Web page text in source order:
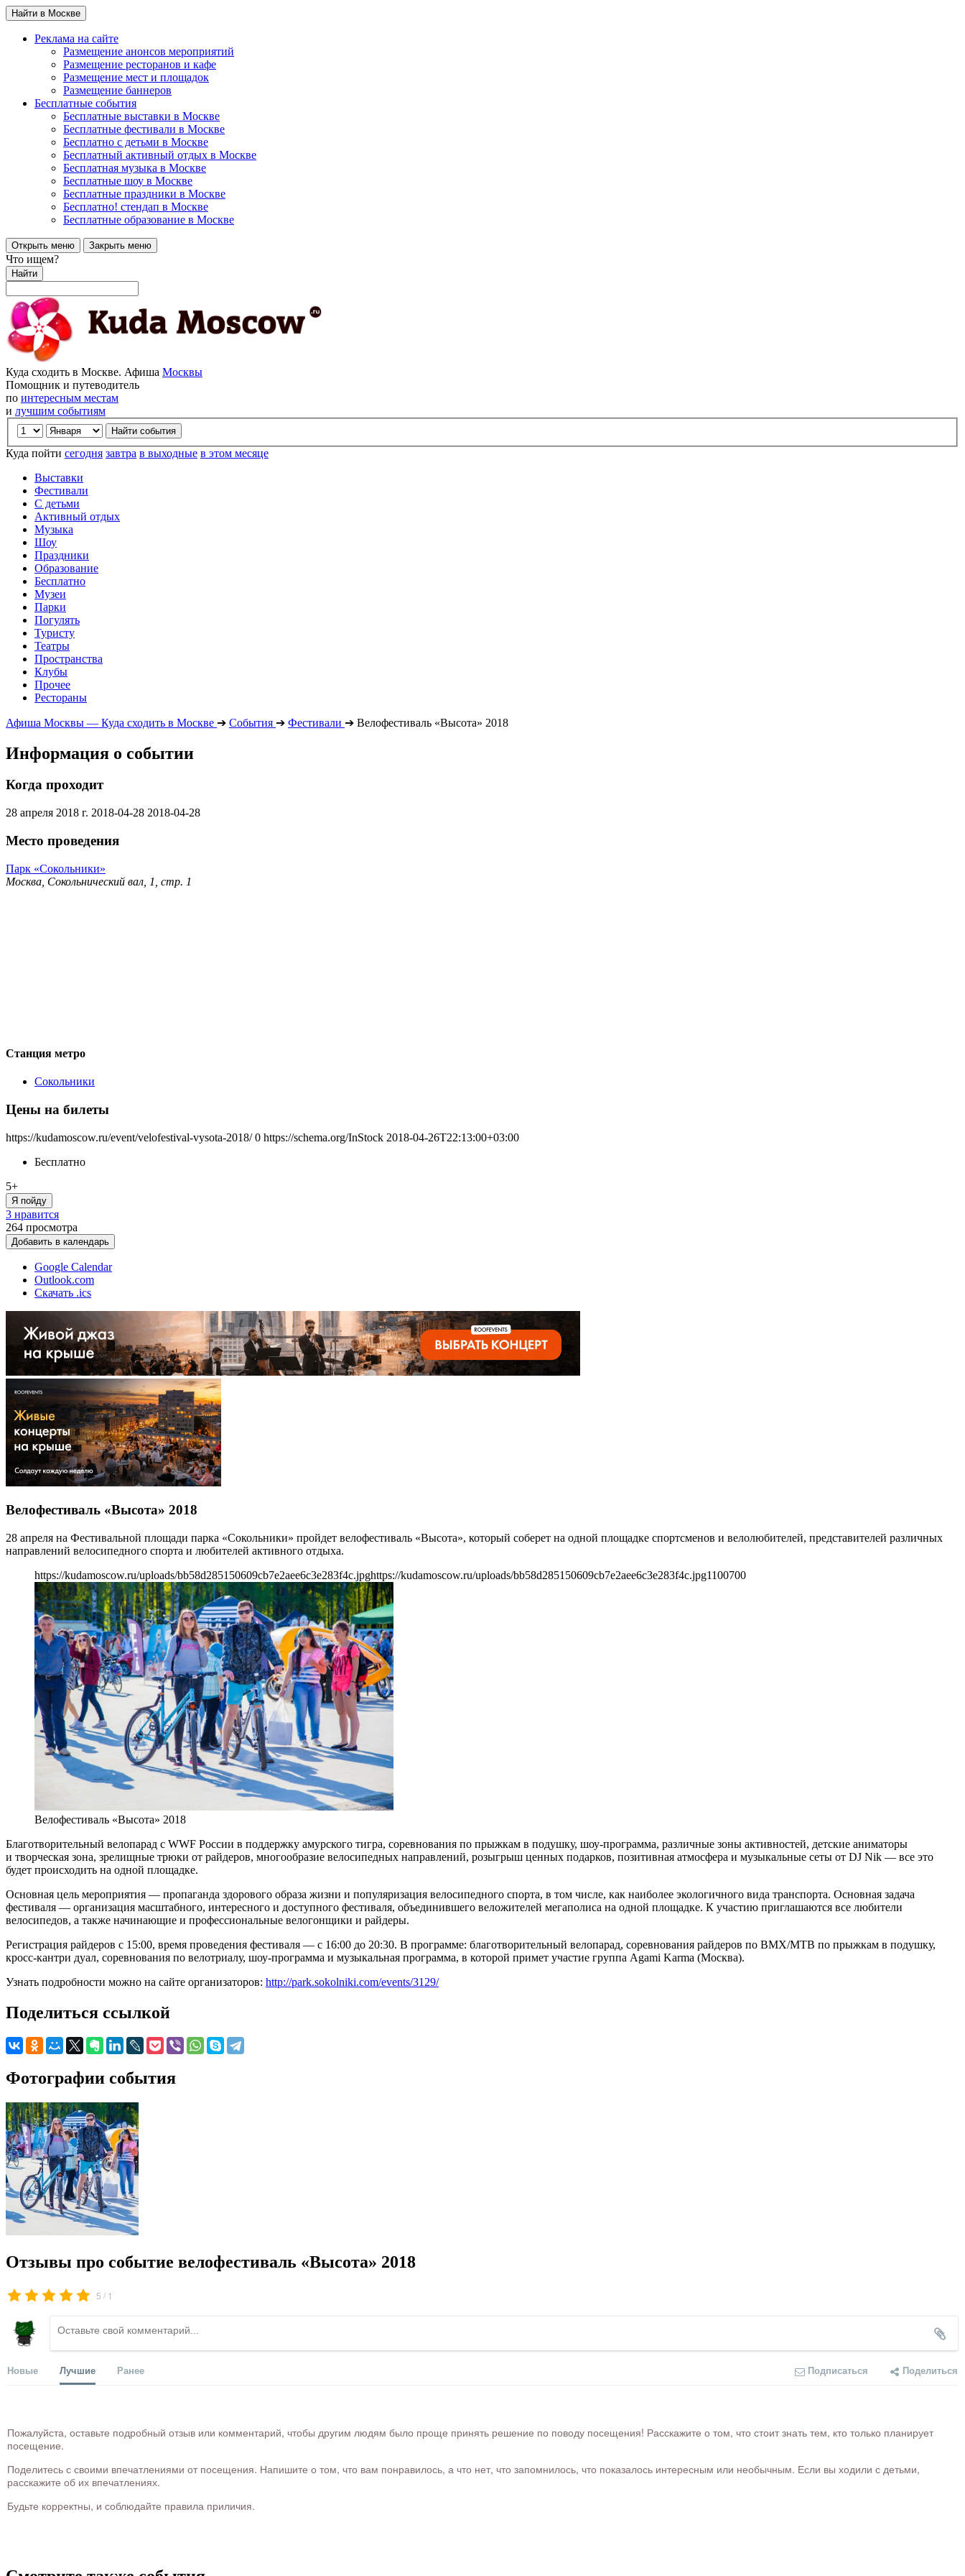
Найти в Москве
Реклама на сайте
Размещение анонсов мероприятий
Размещение ресторанов и кафе
Размещение мест и площадок
Размещение баннеров
Бесплатные события
Бесплатные выставки в Москве
Бесплатные фестивали в Москве
Бесплатно с детьми в Москве
Бесплатный активный отдых в Москве
Бесплатная музыка в Москве
Бесплатные шоу в Москве
Бесплатные праздники в Москве
Бесплатно! стендап в Москве
Бесплатные образование в Москве
Открыть меню Закрыть меню
Что ищем?
Найти
Куда сходить в Москве. Афиша Москвы
Помощник и путеводитель
по интересным местам
и лучшим событиям
Куда пойти сегодня завтра в выходные в этом месяце
Выставки
Фестивали
С детьми
Активный отдых
Музыка
Шоу
Праздники
Образование
Бесплатно
Музеи
Парки
Погулять
Туристу
Театры
Пространства
Клубы
Прочее
Рестораны
Афиша Москвы — Куда сходить в Москве ➔ События ➔ Фестивали ➔ Велофестиваль «Высота» 2018
Информация о событии
Когда проходит
28 апреля 2018 г. 2018-04-28 2018-04-28
Место проведения
Парк «Сокольники»
Москва, Сокольнический вал, 1, стр. 1
Станция метро
Сокольники
Цены на билеты
https://kudamoscow.ru/event/velofestival-vysota-2018/ 0 https://schema.org/InStock 2018-04-26T22:13:00+03:00
Бесплатно
5+
Я пойду
3 нравится
264 просмотра
Добавить в календарь
Google Calendar
Outlook.com
Скачать .ics
Велофестиваль «Высота» 2018
28 апреля на Фестивальной площади парка «Сокольники» пройдет велофестиваль «Высота», который соберет на одной площадке спортсменов и велолюбителей, представителей различных
направлений велосипедного спорта и любителей активного отдыха.
https://kudamoscow.ru/uploads/bb58d285150609cb7e2aee6c3e283f4c.jpghttps://kudamoscow.ru/uploads/bb58d285150609cb7e2aee6c3e283f4c.jpg1100700
Велофестиваль «Высота» 2018
Благотворительный велопарад с WWF России в поддержку амурского тигра, соревнования по прыжкам в подушку, шоу-программа, различные зоны активностей, детские аниматоры
и творческая зона, зрелищные трюки от райдеров, многообразие велосипедных направлений, розыгрыш ценных подарков, позитивная атмосфера и музыкальные сеты от DJ Nik — все это
будет происходить на одной площадке.
Основная цель мероприятия — пропаганда здорового образа жизни и популяризация велосипедного спорта, в том числе, как наиболее экологичного вида транспорта. Основная задача
фестиваля — организация масштабного, интересного и доступного фестиваля, объединившего веложителей мегаполиса на одной площадке. К участию приглашаются все любители
велосипедов, а также начинающие и профессиональные велогонщики и райдеры.
Регистрация райдеров с 15:00, время проведения фестиваля — с 16:00 до 20:30. В программе: благотворительный велопарад, соревнования райдеров по BMX/MTB по прыжкам в подушку,
кросс-кантри дуал, соревнования по велотриалу, шоу-программа и музыкальная программа, в которой примет участие группа Agami Karma (Москва).
Узнать подробности можно на сайте организаторов: http://park.sokolniki.com/events/3129/
Поделиться ссылкой
Фотографии события
Отзывы про событие велофестиваль «Высота» 2018
5 / 1
Новые Лучшие Ранее Подписаться Поделиться
Пожалуйста, оставьте подробный отзыв или комментарий, чтобы другим людям было проще принять решение по поводу посещения! Расскажите о том, что стоит знать тем, кто только планирует
посещение.
Поделитесь с своими впечатлениями от посещения. Напишите о том, что вам понравилось, а что нет, что запомнилось, что показалось интересным или необычным. Если вы ходили с детьми,
расскажите об их впечатлениях.
Будьте корректны, и соблюдайте правила приличия.